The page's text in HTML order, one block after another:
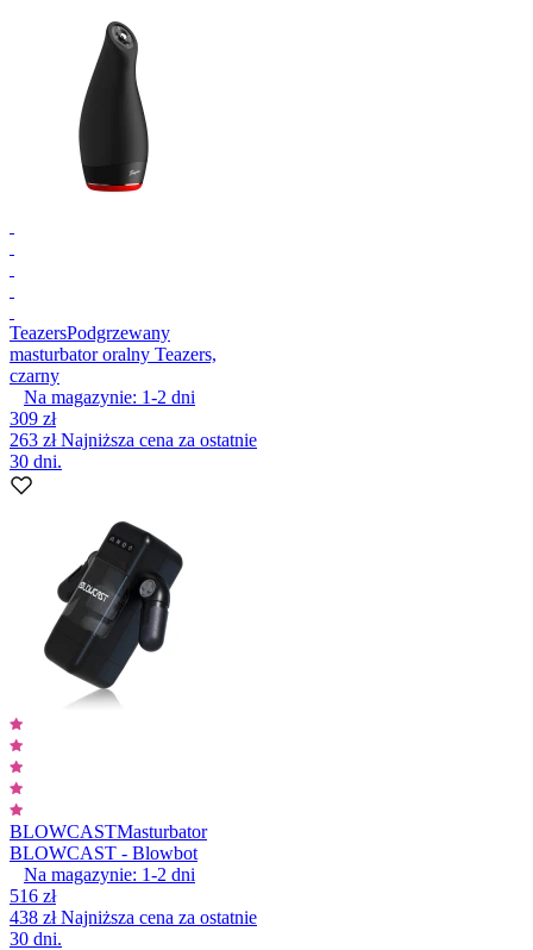
TeazersPodgrzewany
masturbator oralny Teazers,
czarny
Na magazynie: 1-2 dni
309 zł
263 złNajniższa cena za ostatnie
30 dni.
BLOWCASTMasturbator
BLOWCAST - Blowbot
Na magazynie: 1-2 dni
516 zł
438 złNajniższa cena za ostatnie
30 dni.